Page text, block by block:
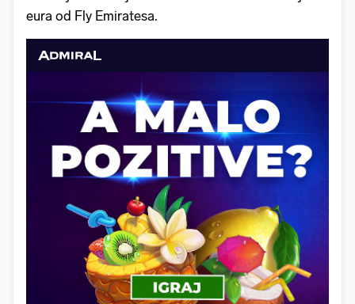
eura od Fly Emiratesa.